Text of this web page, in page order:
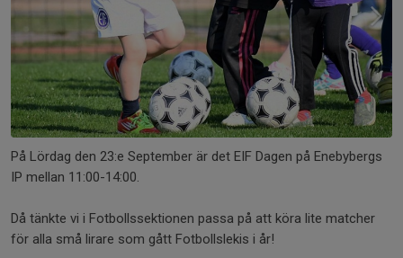
På Lördag den 23:e September är det EIF Dagen på Enebybergs
IP mellan 11:00-14:00.
Då tänkte vi i Fotbollssektionen passa på att köra lite matcher
för alla små lirare som gått Fotbollslekis i år!